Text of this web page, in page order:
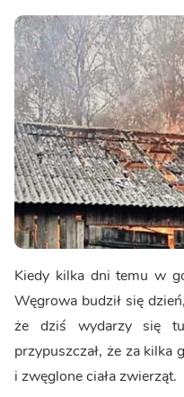
Kiedy kilka dni temu w
Węgrowa budził się
że dziś wydarzy się
przypuszczał, że za
i zwęglone ciała zwierząt.